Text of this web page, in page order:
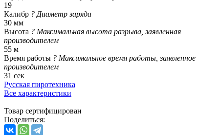
19
Калибр ? Диаметр заряда
30 мм
Высота ? Максимальная высота разрыва, заявленная
производителем
55 м
Время работы ? Максимальное время работы, заявленное
производителем
31 сек
Русская пиротехника
Все характеристики
Товар сертифицирован
Поделиться: